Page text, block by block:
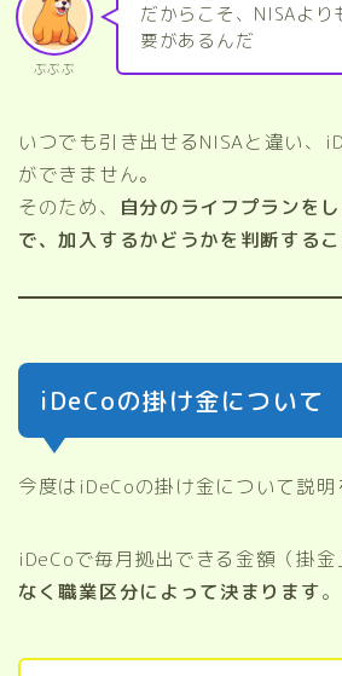
ぶぶぶ
だからこそ、NISAよ
要があるんだ
いつでも引き出せるNISAと違い、
ができません。
そのため、
自分のライフプランを
で、加入するかどうかを判断する
iDeCoの掛け金について
今度はiDeCoの掛け金について説明
iDeCoで毎月拠出できる金額（掛金
なく職業区分によって決まります。